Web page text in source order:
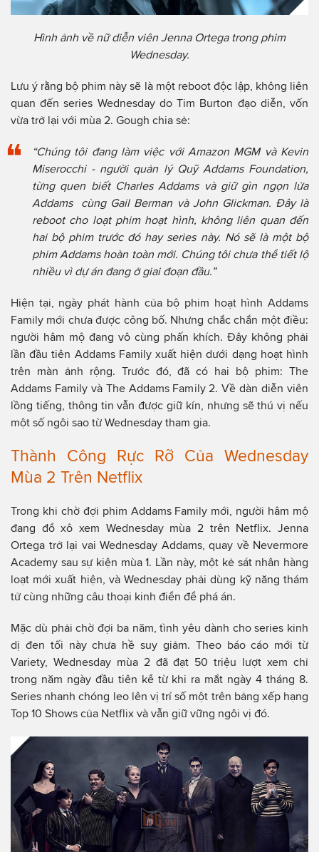
Hình ảnh về nữ diễn viên Jenna Ortega trong phim
Wednesday.
Lưu ý rằng bộ phim này sẽ là một reboot độc lập, không liên
quan đến series Wednesday do Tim Burton đạo diễn, vốn
vừa trở lại với mùa 2. Gough chia sẻ:
“Chúng tôi đang làm việc với Amazon MGM và Kevin
Miserocchi - người quản lý Quỹ Addams Foundation,
từng quen biết Charles Addams và giữ gìn ngọn lửa
Addams cùng Gail Berman và John Glickman. Đây là
reboot cho loạt phim hoạt hình, không liên quan đến
hai bộ phim trước đó hay series này. Nó sẽ là một bộ
phim Addams hoàn toàn mới. Chúng tôi chưa thể tiết lộ
nhiều vì dự án đang ở giai đoạn đầu.”
Hiện tại, ngày phát hành của bộ phim hoạt hình Addams
Family mới chưa được công bố. Nhưng chắc chắn một điều:
người hâm mộ đang vô cùng phấn khích. Đây không phải
lần đầu tiên Addams Family xuất hiện dưới dạng hoạt hình
trên màn ảnh rộng. Trước đó, đã có hai bộ phim: The
Addams Family và The Addams Family 2. Về dàn diễn viên
lồng tiếng, thông tin vẫn được giữ kín, nhưng sẽ thú vị nếu
một số ngôi sao từ Wednesday tham gia.
Thành Công Rực Rỡ Của Wednesday
Mùa 2 Trên Netflix
Trong khi chờ đợi phim Addams Family mới, người hâm mộ
đang đổ xô xem Wednesday mùa 2 trên Netflix. Jenna
Ortega trở lại vai Wednesday Addams, quay về Nevermore
Academy sau sự kiện mùa 1. Lần này, một kẻ sát nhân hàng
loạt mới xuất hiện, và Wednesday phải dùng kỹ năng thám
tử cùng những câu thoại kinh điển để phá án.
Mặc dù phải chờ đợi ba năm, tình yêu dành cho series kinh
dị đen tối này chưa hề suy giảm. Theo báo cáo mới từ
Variety, Wednesday mùa 2 đã đạt 50 triệu lượt xem chỉ
trong năm ngày đầu tiên kể từ khi ra mắt ngày 4 tháng 8.
Series nhanh chóng leo lên vị trí số một trên bảng xếp hạng
Top 10 Shows của Netflix và vẫn giữ vững ngôi vị đó.